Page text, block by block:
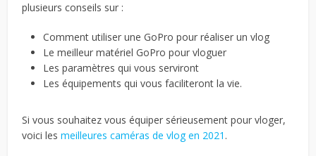
plusieurs conseils sur :
Comment utiliser une GoPro pour réaliser un vlog
Le meilleur matériel GoPro pour vloguer
Les paramètres qui vous serviront
Les équipements qui vous faciliteront la vie.
Si vous souhaitez vous équiper sérieusement pour vloger,
voici lesmeilleures caméras de vlog en 2021 .